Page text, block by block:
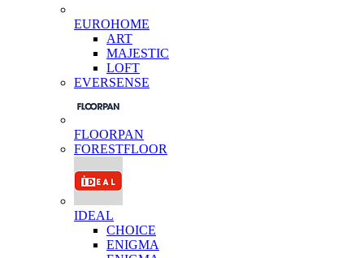
EUROHOME
ART
MAJESTIC
LOFT
EVERSENSE
FLOORPAN
FORESTFLOOR
IDEAL
CHOICE
ENIGMA